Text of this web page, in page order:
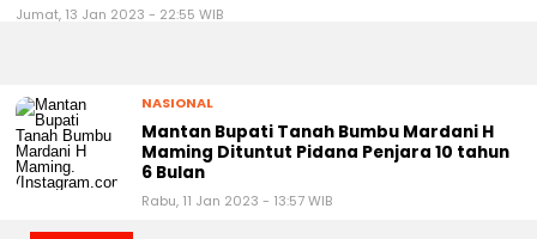
Jumat, 13 Jan 2023 - 22:55 WIB
NASIONAL
Mantan Bupati Tanah Bumbu Mardani H
Maming Dituntut Pidana Penjara 10 tahun
6 Bulan
Rabu, 11 Jan 2023 - 13:57 WIB